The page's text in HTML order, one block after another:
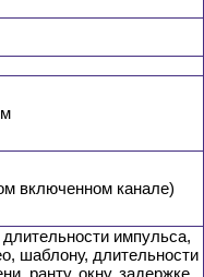
включенном канале)
импульса,
шаблону, длительности
ранту, окну, задержке,